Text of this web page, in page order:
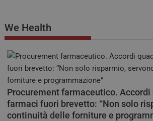
We Health
Procurement farmaceutico. Accordi
farmaci fuori brevetto: “Non solo
continuità delle forniture e